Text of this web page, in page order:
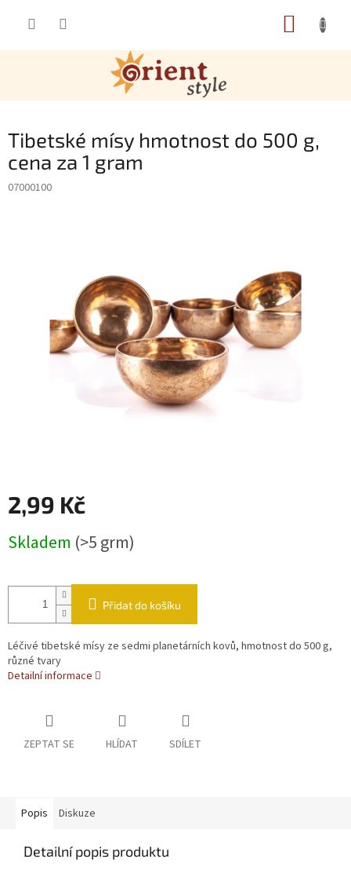
Tibetské mísy hmotnost do 500 g,
cena za 1 gram
07000100
2,99 Kč
Skladem (>5 grm)
Přidat do košíku
Léčivé tibetské mísy ze sedmi planetárních kovů, hmotnost do 500 g,
různé tvary
Detailní informace
ZEPTAT SE HLÍDAT SDÍLET
Popis Diskuze
Detailní popis produktu